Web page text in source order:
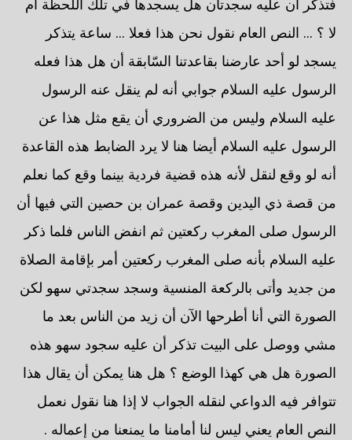
فتذكر أن عليه سجدتان هل يسجدها في تلك اللحظة أم
لا ؟ ... النص العام نقول نحن هذا فعلا ... ساعة يتذكر
يسجد لو أحد عارضنا بقاعدتنا السّابقة أن هل هذا فعله
الرسول عليه السلام جوابي أنه لم ينقل عنه الرسول
عليه السلام وليس من الضروري أن يقع مثل هذا عن
الرسول عليه السلام أيضا هنا لا يرد الضابط هذه القاعدة
أنه لو وقع لنقل لأنه هذه قضية فردية بينما وقع كما نعلم
من قصة ذي اليدين وقصة عمران بن حصين التي فيها أن
الرسول صلى المغرب ركعتين ثم انفض الناس فلما ذكر
عليه السلام بأنه صلى المغرب ركعتين أمر بإقامة الصلاة
من جديد وأتى بالركعة المنسية وسجد سجدتي سهو لكن
الصورة التي أنا أطرحها الآن أن زيد من الناس بعد ما
مشي ووصل على البيت تذكر أن عليه سجود سهو هذه
الصورة هل هي كهذا الوضع ؟ هل هنا يمكن أن يقال هذا
تتوافر فيه الدواعي لنقله الجواب لا إذا هنا نقول نعمل
النص العام يعني ليس لنا أمامنا ما يمنعنا من إعماله .